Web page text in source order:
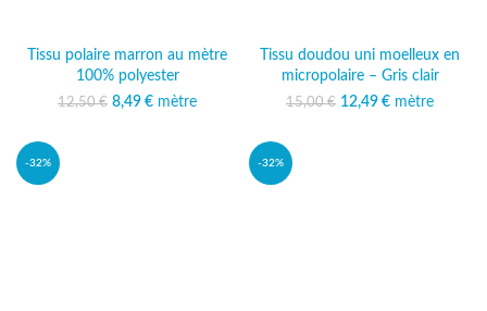
Tissu polaire marron au mètre
100% polyester
12,50€ Le prix initial était :
8,49 €
Le prix
mètre
Tissu doudou uni moelleux en
micropolaire – Gris clair
15,00€ Le prix initial était :
12,49 €
Le prix
mètre
-32% -32%